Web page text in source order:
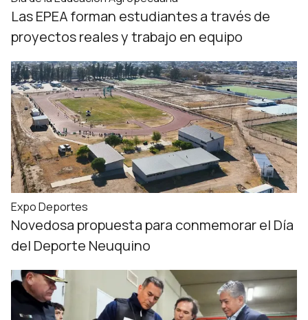
Las EPEA forman estudiantes a través de
proyectos reales y trabajo en equipo
Expo Deportes
Novedosa propuesta para conmemorar el Día
del Deporte Neuquino